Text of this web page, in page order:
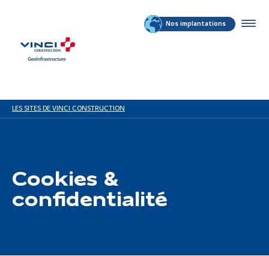
Nos implantations
LES SITES DE VINCI CONSTRUCTION
Cookies &
confidentialité